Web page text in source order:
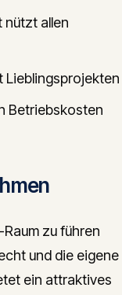
nützt allen
Lieblingsprojekten
Betriebskosten
zu führen
und die eigene
ein attraktives